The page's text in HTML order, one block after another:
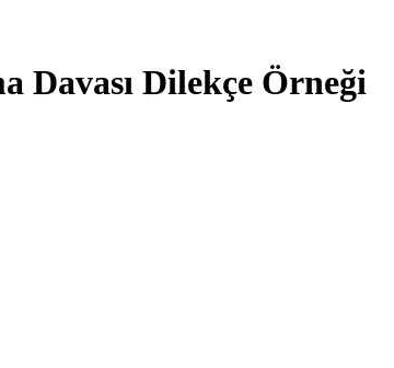
Davası Dilekçe Örneği